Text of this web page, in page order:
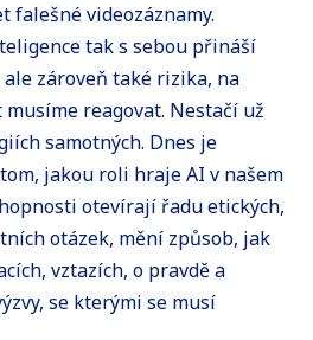
falešné videozáznamy.
tak s sebou přináší
zároveň také rizika, na
reagovat. Nestačí už
samotných. Dnes je
jakou roli hraje AI v našem
otevírají řadu etických,
otázek, mění způsob, jak
vztazích, o pravdě a
se kterými se musí